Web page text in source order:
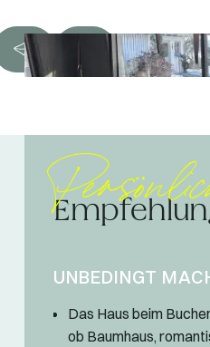
UNBEDINGT
Das Haus beim
ob Baumhaus,